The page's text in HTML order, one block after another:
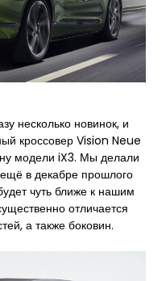
несколько новинок, и
кроссовер Vision Neue
модели iX3. Мы делали
в декабре прошлого
чуть ближе к нашим
отличается
а также боковин.